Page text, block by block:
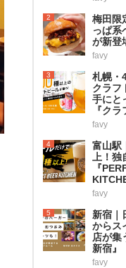
2
梅田限
っぱ系
が新登
favy
3
札幌・
クラフ
手にと
『ク
favy
4
富山駅
上！
『
favy
5
新宿｜
からス
店が集
新宿』
favy